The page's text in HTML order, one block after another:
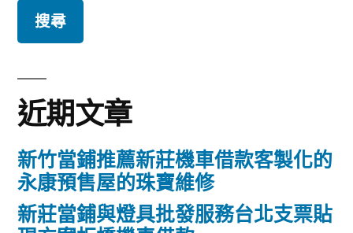
鍵
字:
近期文章
新竹當鋪推薦新莊機車借款客製化的
永康預售屋的珠寶維修
新莊當鋪與燈具批發服務台北支票貼